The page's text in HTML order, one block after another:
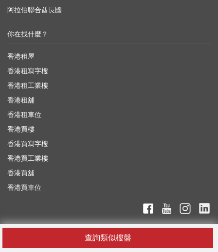
查詢類似樓盤
阿拉伯聯合酋長國
你在找什麼？
香港租屋
香港租寫字樓
香港租工業樓
香港租舖
香港租車位
香港買樓
香港買寫字樓
香港買工業樓
香港買舖
香港買車位